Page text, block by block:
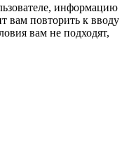
информацию
вам повторить к вводу
вам не подходят,